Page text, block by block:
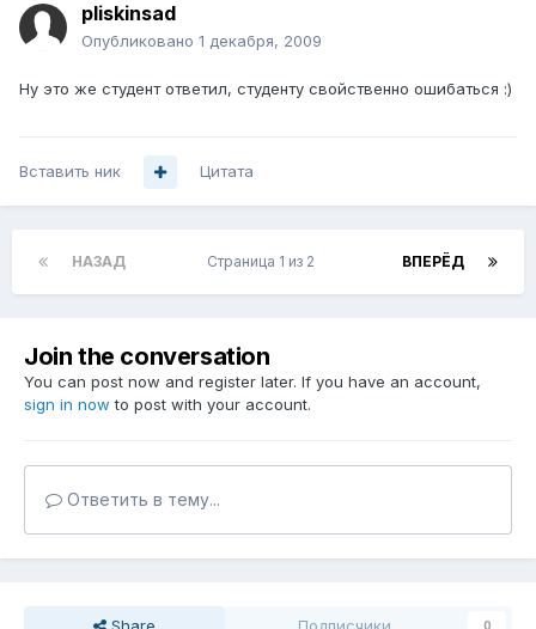
pliskinsad
Опубликовано 1 декабря, 2009
Ну это же студент ответил, студенту свойственно ошибаться :)
Вставить ник Цитата
НАЗАД ВПЕРЁД
Страница 1 из 2
Join the conversation
You can post now and register later. If you have an account,
sign in now to post with your account.
Ответить в тему...
0